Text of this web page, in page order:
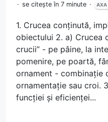
se citește în 7 minute
AXA
1. Crucea conținută,
obiectului 2. a) Crucea
crucii” - pe pâine, la
pomenire, pe poartă,
ornament - combinație
ornamentație sau croi.
funcției și eficienței...